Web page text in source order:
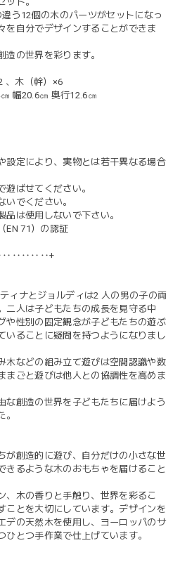
う12個の木のパーツがセットになっ
を自分でデザインすることができま
造の世界を彩ります。
、木（幹）×6
幅20.6㎝ 奥行12.6㎝
設定により、実物とは若干異なる場合
遊ばせてください。
いでください。
品は使用しないで下さい。
EN 71）の認証
ィナとジョルディは2 人の男の子の両
二人は子どもたちの成長を見守る中
や性別の固定観念が子どもたちの遊ぶ
いることに疑問を持つようになりまし
木などの組み立て遊びは空間認識や数
まごと遊びは他人との協調性を高めま
な創造の世界を子どもたちに届けよう
。
が創造的に遊び、自分だけの小さな世
きるような木のおもちゃを届けること
、木の香りと手触り、世界を彩るこ
ことを大切にしています。デザインを
デの天然木を使用し、ヨーロッパのサ
とつ手作業で仕上げています。